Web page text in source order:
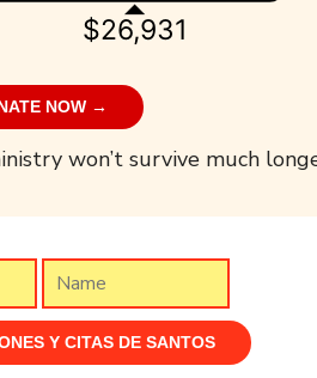
$26,931
NOW →
won’t survive much